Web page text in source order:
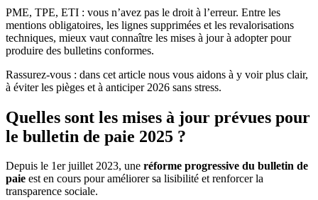
PME, TPE, ETI : vous n’avez pas le droit à l’erreur. Entre les
mentions obligatoires, les lignes supprimées et les revalorisations
techniques, mieux vaut connaître les mises à jour à adopter pour
produire des bulletins conformes.
Rassurez-vous : dans cet article nous vous aidons à y voir plus clair,
à éviter les pièges et à anticiper 2026 sans stress.
Quelles sont les mises à jour prévues pour
le bulletin de paie 2025 ?
Depuis le 1er juillet 2023, une réforme progressive du bulletin de
paie est en cours pour améliorer sa lisibilité et renforcer la
transparence sociale.